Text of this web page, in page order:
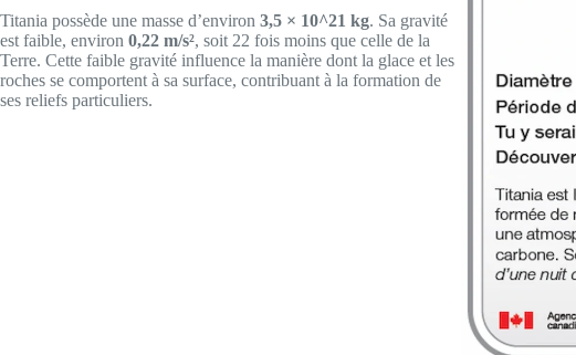
Titania possède une masse d’environ 3,5 × 10^21 kg. Sa gravité
est faible, environ 0,22 m/s², soit 22 fois moins que celle de la
Terre. Cette faible gravité influence la manière dont la glace et les
roches se comportent à sa surface, contribuant à la formation de
ses reliefs particuliers.